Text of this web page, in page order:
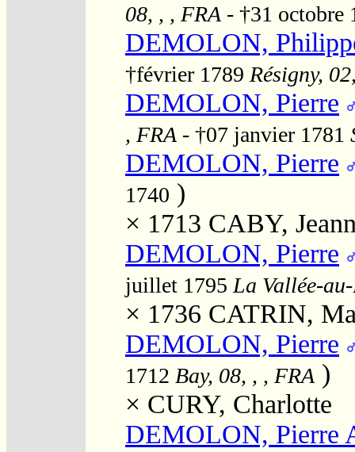
08, , , FRA - †31 octobre
DEMOLON,
†février 1789 Résigny,
DEMOLON, Pierre
, FRA - †07 janvier 1781
DEMOLON, Pierre
1740 )
× 1713 CABY,
DEMOLON, Pierre
juillet 1795 La Vallée-
× 1736 CATRIN,
DEMOLON, Pierre
1712 Bay, 08, , , FRA )
× CURY, Charlotte
DEMOLON, Pierre